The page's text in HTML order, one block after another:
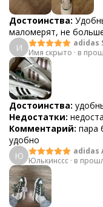
Достоинства:
маломерят, не
И
adidas
Имя скрыто · в
Достоинства:
Недостатки:
Комментарий: пара
удобно
Ю
adidas
Юлькинссс · в